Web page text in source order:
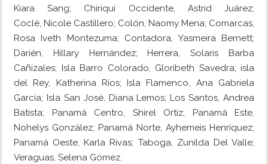
Kiara Sang; Chiriquí Occidente, Astrid Juárez;
Coclé, Nicole Castillero; Colón, Naomy Mena; Comarcas,
Rosa Iveth Montezuma; Contadora, Yasmeira Bernett;
Darién, Hillary Hernández; Herrera, Solaris Barba
Cañizales; Isla Barro Colorado, Gloribeth Savedra; isla
del Rey, Katherina Ríos; Isla Flamenco, Ana Gabriela
García; Isla San José, Diana Lemos; Los Santos, Andrea
Batista; Panamá Centro, Shirel Ortiz; Panamá Este,
Nohelys González; Panamá Norte, Ayhemeis Henríquez;
Panamá Oeste, Karla Rivas; Taboga, Zunilda Del Valle;
Veraguas, Selena Gómez.